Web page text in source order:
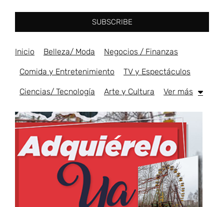
SUBSCRIBE
Inicio Belleza/ Moda Negocios / Finanzas
Comida y Entretenimiento TV y Espectáculos
Ciencias/ Tecnología Arte y Cultura Ver más